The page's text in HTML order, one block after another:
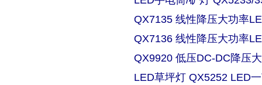
QX7135 线性降压大功率
QX7136 线性降压大功率
QX9920 低压DC-DC降压
LED草坪灯 QX5252 LED